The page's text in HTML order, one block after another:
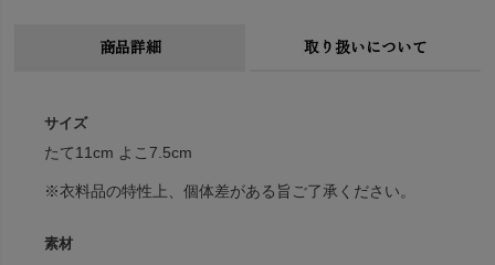
商品詳細 取り扱いについて
サイズ
たて11cm よこ7.5cm
※衣料品の特性上、個体差がある旨ご了承ください。
素材